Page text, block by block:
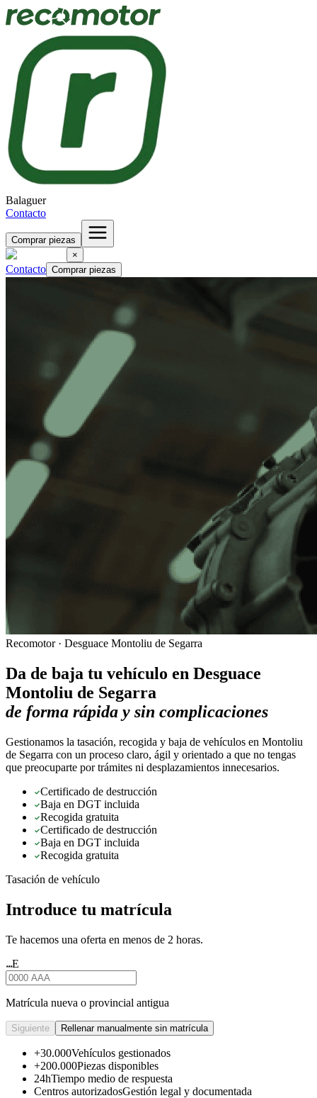
Balaguer
Contacto
Comprar piezas
×
Contacto Comprar piezas
Recomotor · Desguace Montoliu de Segarra
Da de baja tu vehículo en Desguace
Montoliu de Segarra
de forma rápida y sin complicaciones
Gestionamos la tasación, recogida y baja de vehículos en Montoliu
de Segarra con un proceso claro, ágil y orientado a que no tengas
que preocuparte por trámites ni desplazamientos innecesarios.
Certificado de destrucción
Baja en DGT incluida
Recogida gratuita
Certificado de destrucción
Baja en DGT incluida
Recogida gratuita
Tasación de vehículo
Introduce tu matrícula
Te hacemos una oferta en menos de 2 horas.
★★★E
Matrícula nueva o provincial antigua
Siguiente Rellenar manualmente sin matrícula
+30.000Vehículos gestionados
+200.000Piezas disponibles
24hTiempo medio de respuesta
Centros autorizadosGestión legal y documentada